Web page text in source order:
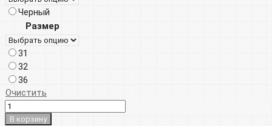
Черный
Размер
31
32
36
Очистить
В корзину